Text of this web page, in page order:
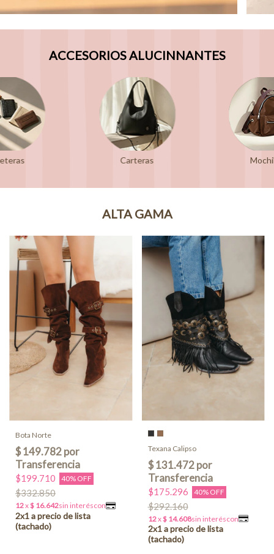
ACCESORIOS ALUCINNANTES
Carteras
ALTA GAMA
Bota Norte
$199.710 40% OFF
$332.850
Texana Calipso
$175.296 40% OFF
$292.160